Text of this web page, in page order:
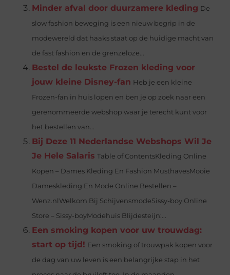
Minder afval door duurzamere kleding De
slow fashion beweging is een nieuw begrip in de
modewereld dat haaks staat op de huidige macht van
de fast fashion en de grenzeloze...
Bestel de leukste Frozen kleding voor
jouw kleine Disney-fan Heb je een kleine
Frozen-fan in huis lopen en ben je op zoek naar een
gerenommeerde webshop waar je terecht kunt voor
het bestellen van...
Bij Deze 11 Nederlandse Webshops Wil Je
Je Hele Salaris Table of ContentsKleding Online
Kopen – Dames Kleding En Fashion MusthavesMooie
Dameskleding En Mode Online Bestellen –
Wenz.nlWelkom Bij SchijvensmodeSissy-boy Online
Store – Sissy-boyModehuis Blijdesteijn:...
Een smoking kopen voor uw trouwdag:
start op tijd! Een smoking of trouwpak kopen voor
de dag van uw leven is een belangrijke stap in het